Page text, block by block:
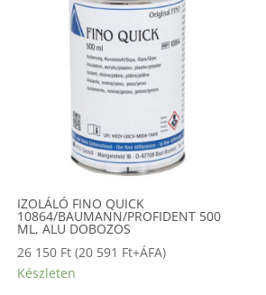
IZOLÁLÓ FINO QUICK
10864/BAUMANN/PROFIDENT 500
ML, ALU DOBOZOS
26 150 Ft (20 591 Ft+ÁFA)
Készleten